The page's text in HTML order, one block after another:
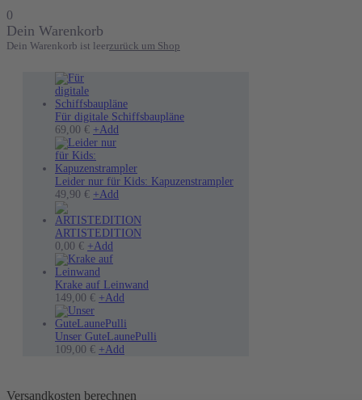
0
Dein Warenkorb
Dein Warenkorb ist leerzurück um Shop
Für digitale Schiffsbaupläne
69,00 € +Add
mehrere
Varianten
Optionen
können
gewählt
werden
Leider nur für Kids: Kapuzenstrampler
49,90 € +Add
weist
mehrere
Optionen
können
der
Produktseite
gewählt
ARTISTEDITION
0,00 € +Add
Krake auf Leinwand
149,00 € +Add
weist
mehrere
Unser GuteLaunePulli
109,00 € +Add
Versandkosten berechnen